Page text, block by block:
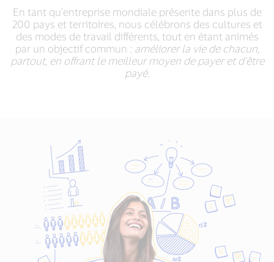
En tant qu'entreprise mondiale présente dans plus de
200 pays et territoires, nous célébrons des cultures et
des modes de travail différents, tout en étant animés
par un objectif commun : améliorer la vie de chacun,
partout, en offrant le meilleur moyen de payer et d'être
payé.